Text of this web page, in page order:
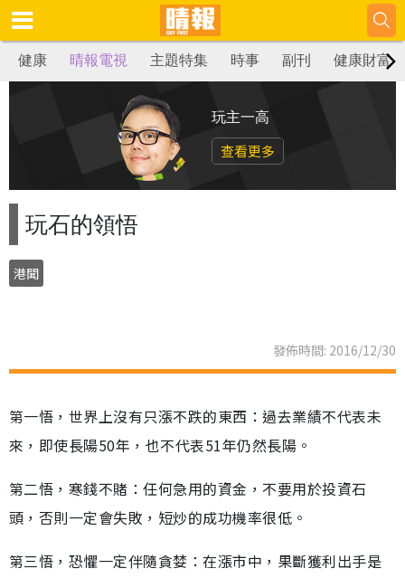
健康 晴報電視 主題特集 時事 副刊 健康財富
玩主一高
查看更多
玩石的領悟
港聞
發佈時間: 2016/12/30
第一悟，世界上沒有只漲不跌的東西：過去業績不代表未
來，即使長陽50年，也不代表51年仍然長陽。
第二悟，寒錢不賭：任何急用的資金，不要用於投資石
頭，否則一定會失敗，短炒的成功機率很低。
第三悟，恐懼一定伴隨貪婪：在漲市中，果斷獲利出手是